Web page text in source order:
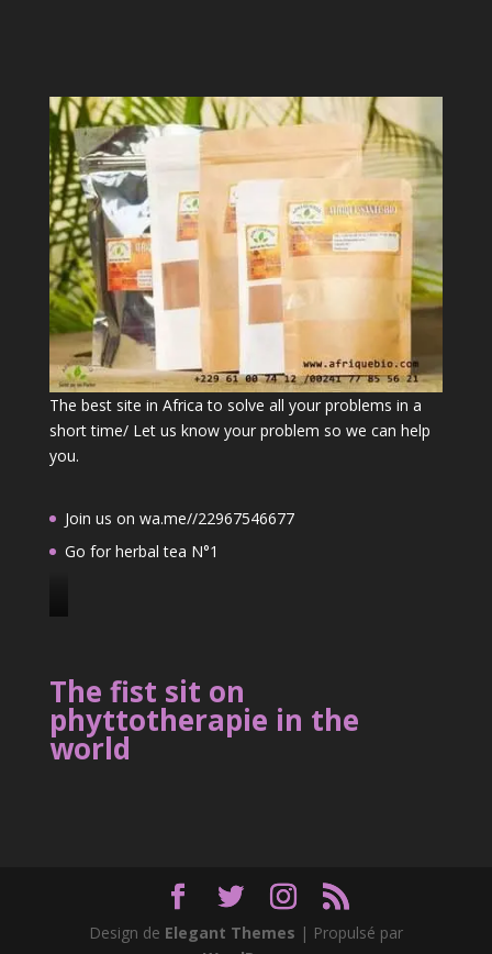
The best site in Africa to solve all your problems in a
short time/ Let us know your problem so we can help
you.
Join us on wa.me//22967546677
Go for herbal tea N°1
J
u
s
The fist sit on
phyttotherapie in the
world
Design de Elegant Themes | Propulsé par